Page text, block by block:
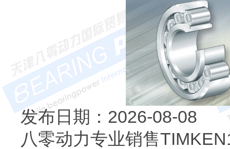
发布日期：2026-08-08
八零动力专业销售